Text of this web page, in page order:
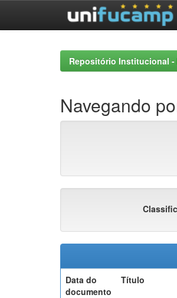
Repositório Institucional -
Navegando
Data do
documento
Título